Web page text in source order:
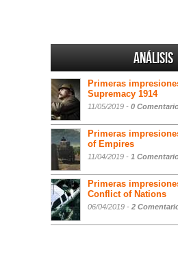
Análisis
Primeras
Supremacy 1914
11/05/2019 - 0
Primeras
of Empires
11/04/2019 - 1
Primeras
Conflict of Nations
06/04/2019 - 2